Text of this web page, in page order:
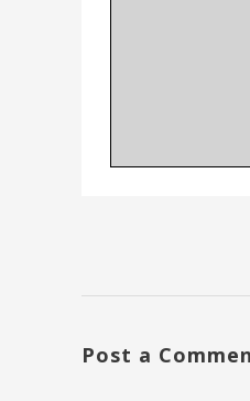
Post a